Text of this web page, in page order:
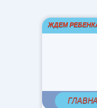
ЖДЕМ